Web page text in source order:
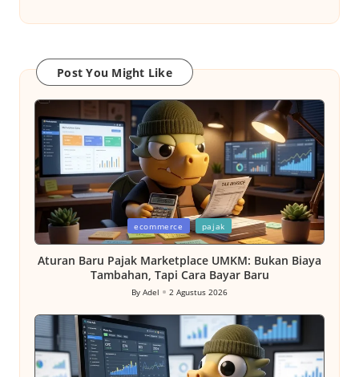
Post You Might Like
Posted
in
ecommerce pajak
Aturan Baru Pajak Marketplace UMKM: Bukan Biaya
Tambahan, Tapi Cara Bayar Baru
Posted
by
By Adel 2 Agustus 2026